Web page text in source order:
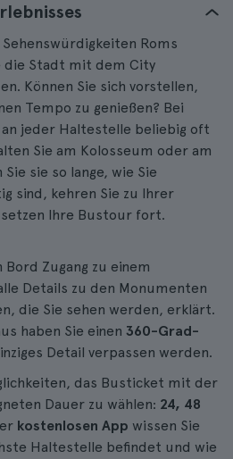
Sehenswürdigkeiten Roms
die Stadt mit dem City
Können Sie sich vorstellen,
Tempo zu genießen? Bei
jeder Haltestelle beliebig oft
Sie am Kolosseum oder am
sie so lange, wie Sie
sind, kehren Sie zu Ihrer
Ihre Bustour fort.
Zugang zu einem
Details zu den Monumenten
die Sie sehen werden, erklärt.
haben Sie einen 360-Grad-
Detail verpassen werden.
das Busticket mit der
Dauer zu wählen: 24, 48
kostenlosen App wissen Sie
Haltestelle befindet und wie